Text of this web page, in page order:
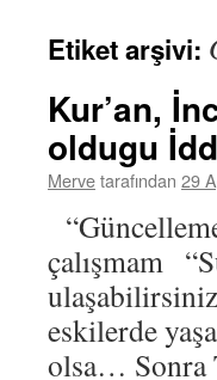
Etiket arşivi:
Kur’an,
oldugu
Mervetarafından 29
çalışmam
eskilerde
olsa… Sonra